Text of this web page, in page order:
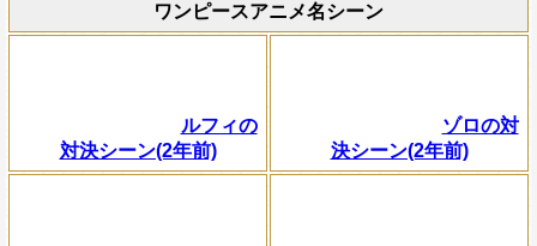
ワンピースアニメ名シーン
ルフィの
対決シーン(2年前)
ゾロの対
決シーン(2年前)